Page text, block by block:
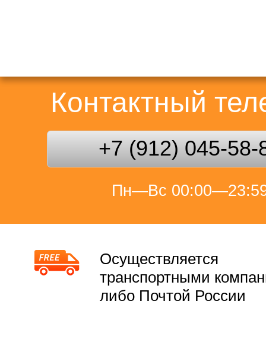
Контактный
+7 (912) 045-58-
Пн—Вс
Осуществляется
транспортными
либо Почтой России